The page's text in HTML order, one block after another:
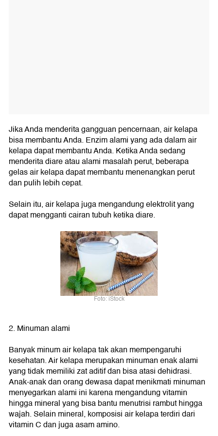
Jika Anda menderita gangguan pencernaan, air kelapa
bisa membantu Anda. Enzim alami yang ada dalam air
kelapa dapat membantu Anda. Ketika Anda sedang
menderita diare atau alami masalah perut, beberapa
gelas air kelapa dapat membantu menenangkan perut
dan pulih lebih cepat.
Selain itu, air kelapa juga mengandung elektrolit yang
dapat mengganti cairan tubuh ketika diare.
Foto: iStock
2. Minuman alami
Banyak minum air kelapa tak akan mempengaruhi
kesehatan. Air kelapa merupakan minuman enak alami
yang tidak memiliki zat aditif dan bisa atasi dehidrasi.
Anak-anak dan orang dewasa dapat menikmati minuman
menyegarkan alami ini karena mengandung vitamin
hingga mineral yang bisa bantu menutrisi rambut hingga
wajah. Selain mineral, komposisi air kelapa terdiri dari
vitamin C dan juga asam amino.